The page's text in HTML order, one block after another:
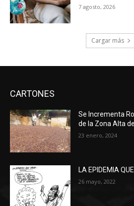
7 agosto, 2026
Cargar más
CARTONES
Se Incrementa
de la Zona Alta
23 enero, 2024
LA EPIDEMIA
26 mayo, 2022